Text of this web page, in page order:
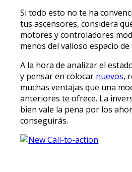
Si todo esto no te ha
tus ascensores, considera
motores y controladores
menos del valioso espacio de
A la hora de analizar el
y pensar en colocar nuevos,
muchas ventajas que una
anteriores te ofrece. La
bien vale la pena por los
conseguirás.